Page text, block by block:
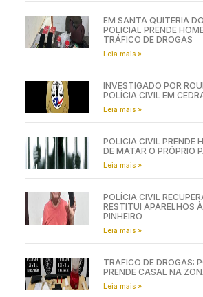
EM SANTA QUITÉRIA
POLICIAL PRENDE
TRÁFICO DE DROGAS
Leia mais »
INVESTIGADO POR
POLÍCIA CIVIL EM
Leia mais »
POLÍCIA CIVIL PRENDE
DE MATAR O PRÓPRIO
Leia mais »
POLÍCIA CIVIL
RESTITUI APARELHOS
PINHEIRO
Leia mais »
TRÁFICO DE DROGAS:
PRENDE CASAL NA
Leia mais »